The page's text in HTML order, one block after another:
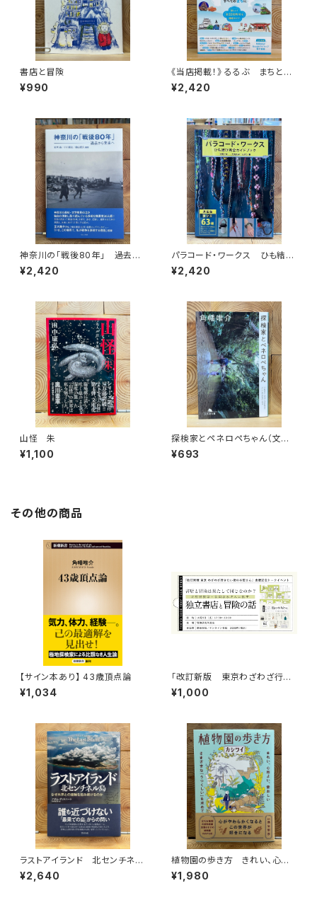
書店と冒険
¥990
《当店掲載！》 るるぶ まちとい
ろ 神奈川
¥2,420
神奈川の「戦後80年」 過去か
ら未来へ
¥2,420
パラコード・ワークス ひも結び
完全ガイドブック
¥2,420
山怪 朱
¥1,100
探検家とペネロペちゃん（文庫
版）
¥693
その他の商品
【サイン本あり】 43歳頂点論
¥1,034
「改訂新版 東京わざわざ行き
たい街の本屋さん」出版記念ト
ークイベント録画視聴権
¥1,000
ラストアイランド 北センチネル
島 なぜ外界との接触を拒み続
けるのか
¥2,640
植物園の歩き方 きれい、心地
よい、愛おしい さまざまな「うつ
くしい」を求めて
¥1,980